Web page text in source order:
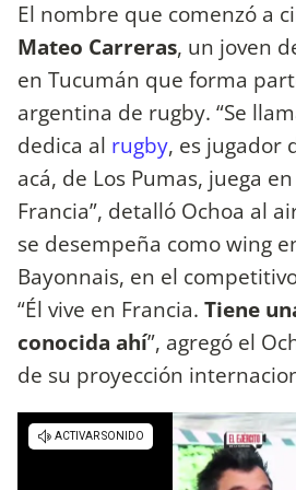
El nombre que comenzó a
Mateo Carreras, un joven
en Tucumán que forma
argentina de rugby. “Se
dedica al rugby, es jugador
acá, de Los Pumas, juega
Francia”, detalló Ochoa al
se desempeña como wing
Bayonnais, en el
“Él vive en Francia. Tiene
conocida ahí”, agregó el
de su proyección